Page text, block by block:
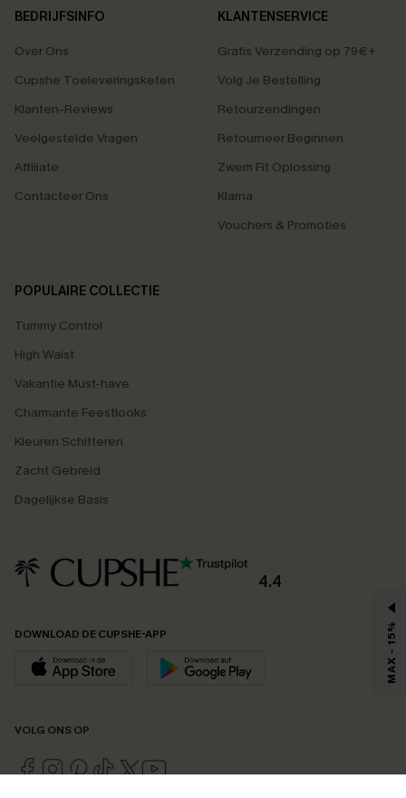
BEDRIJFSINFO
Over Ons
Cupshe Toeleveringsketen
Klanten-Reviews
Veelgestelde Vragen
Affiliate
Contacteer Ons
KLANTENSERVICE
Gratis Verzending op 79€+
Volg Je Bestelling
Retourzendingen
Retourneer Beginnen
Zwem Fit Oplossing
Klarna
Vouchers & Promoties
POPULAIRE COLLECTIE
Tummy Control
High Waist
Vakantie Must-have
Charmante Feestlooks
Kleuren Schitteren
Zacht Gebreid
Dagelijkse Basis
4.4
DOWNLOAD DE CUPSHE-APP
VOLG ONS OP
MAX - 15%